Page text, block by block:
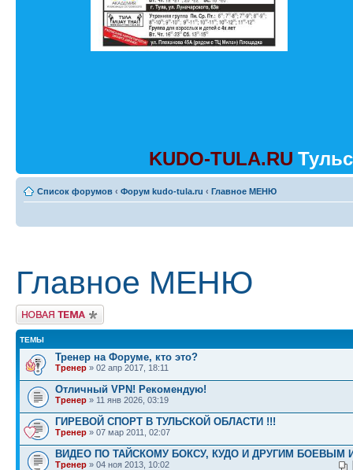
KUDO-TULA.RU
Список форумов ‹ Форум kudo-tula.ru ‹ Главное МЕНЮ
Главное МЕНЮ
Начать новую тему
ТЕМЫ
Тренер на Форуме, кто это?
Тренер » 02 апр 2017, 18:11
Отличный VPN! Рекомендую!
Тренер » 11 янв 2026, 03:19
ГИРЕВОЙ СПОРТ В ТУЛЬСКОЙ ОБЛАСТИ !!!
Тренер » 07 мар 2011, 02:07
ВИДЕО ПО ТАЙСКОМУ БОКСУ, КУДО И ДРУГИМ БОЕВЫМ
Тренер » 04 ноя 2013, 10:02